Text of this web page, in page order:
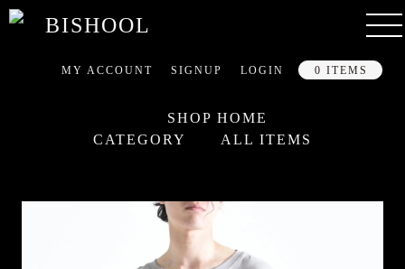
MY ACCOUNT SIGNUP LOGIN 0 ITEMS
SHOP HOME
CATEGORY
ALL ITEMS